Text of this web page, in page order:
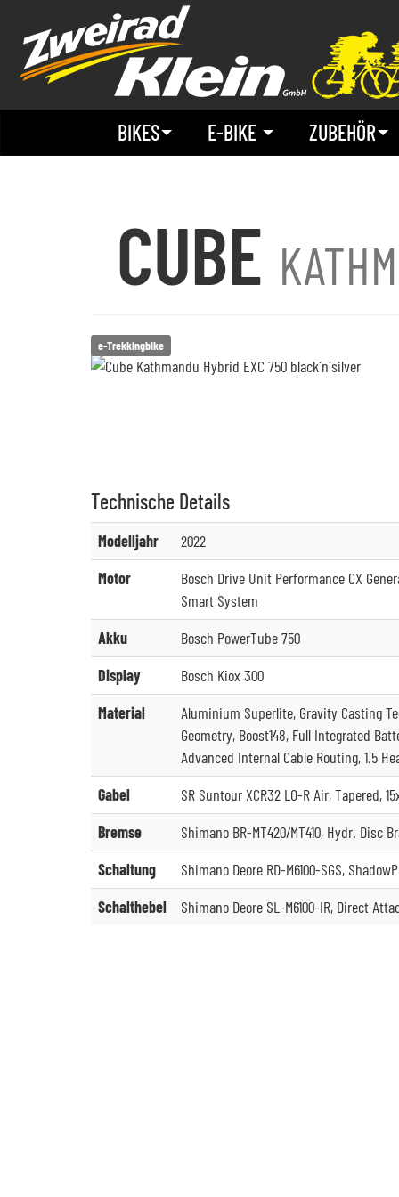
BIKES E-BIKE ZUBEHÖR
CUBE
e-Trekkingbike
Technische Details
Modelljahr
2022
Motor
Bosch Drive Unit Performance CX
Smart System
Akku
Bosch PowerTube 750
Display
Bosch Kiox 300
Material
Aluminium Superlite, Gravity Casting
Geometry, Boost148, Full Integrated
Advanced Internal Cable Routing, 1.5
Gabel
SR Suntour XCR32 LO-R Air, Tapered,
Bremse
Shimano BR-MT420/MT410, Hydr. Disc
Schaltung
Shimano Deore RD-M6100-SGS,
Schalthebel
Shimano Deore SL-M6100-IR, Direct